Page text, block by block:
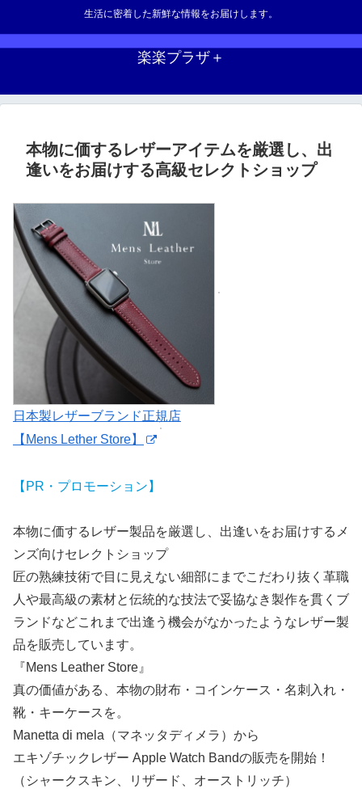
生活に密着した新鮮な情報をお届けします。
楽楽プラザ＋
本物に価するレザーアイテムを厳選し、出
逢いをお届けする高級セレクトショップ
日本製レザーブランド正規店
【Mens Lether Store】
【PR・プロモーション】
本物に価するレザー製品を厳選し、出逢いをお届けするメ
ンズ向けセレクトショップ
匠の熟練技術で目に見えない細部にまでこだわり抜く革職
人や最高級の素材と伝統的な技法で妥協なき製作を貫くブ
ランドなどこれまで出逢う機会がなかったようなレザー製
品を販売しています。
『Mens Leather Store』
真の価値がある、本物の財布・コインケース・名刺入れ・
靴・キーケースを。
Manetta di mela（マネッタディメラ）から
エキゾチックレザー Apple Watch Bandの販売を開始！
（シャークスキン、リザード、オーストリッチ）